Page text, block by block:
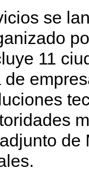
se
11